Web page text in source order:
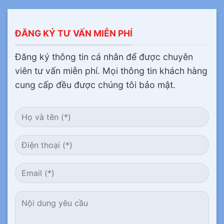
ĐĂNG KÝ TƯ VẤN MIỄN PHÍ
Đăng ký thông tin cá nhân để được chuyên
viên tư vấn miễn phí. Mọi thông tin khách hàng
cung cấp đều được chúng tôi bảo mật.